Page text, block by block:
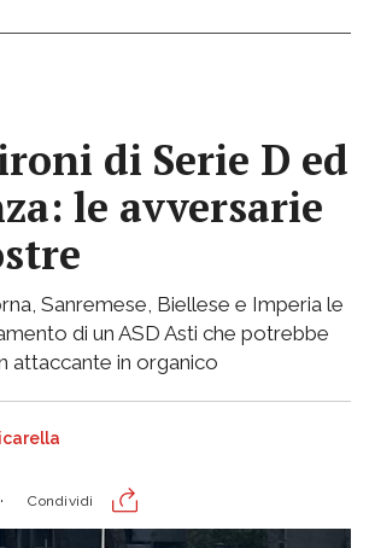
di Serie D ed
le avversarie
Sanremese, Biellese e Imperia le
di un ASD Asti che potrebbe
attaccante in organico
Condividi